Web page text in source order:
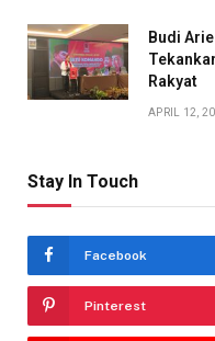
Budi
Rakyat
APRIL 12,
Stay In Touch
Facebook
Pinterest